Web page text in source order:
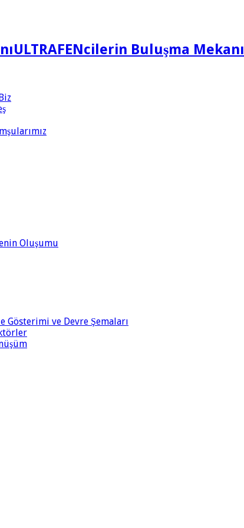
ULTRAFENcilerin Buluşma Mekanı
Oluşumu
Gösterimi ve Devre Şemaları